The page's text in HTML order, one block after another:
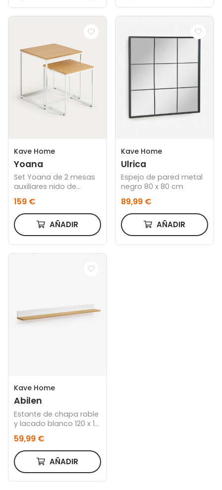
Kave Home
Yoana
Set Yoana de 2 mesas
auxiliares nido de
chapa de roble y
estructura de metal
blanco
159 €
AÑADIR
Kave Home
Ulrica
Espejo de pared metal
negro 80 x 80 cm
89,99 €
AÑADIR
Kave Home
Abilen
Estante de chapa roble
y lacado blanco 120 x 15
cm FSC 100%
59,99 €
AÑADIR